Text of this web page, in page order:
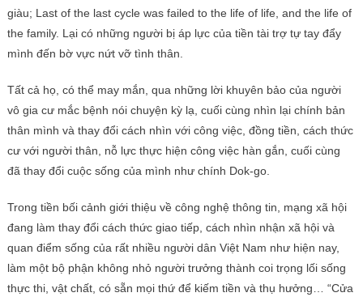
giàu; Last of the last cycle was failed to the life of life, and the life of
the family. Lại có những người bị áp lực của tiền tài trợ tự tay đẩy
mình đến bờ vực nứt vỡ tình thân.
Tất cả họ, có thể may mắn, qua những lời khuyên bảo của người
vô gia cư mắc bệnh nói chuyện kỳ ​​lạ, cuối cùng nhìn lại chính bản
thân mình và thay đổi cách nhìn với công việc, đồng tiền, cách thức
cư với người thân, nỗ lực thực hiện công việc hàn gắn, cuối cùng
đã thay đổi cuộc sống của mình như chính Dok-go.
Trong tiền bối cảnh giới thiệu về công nghệ thông tin, mạng xã hội
đang làm thay đổi cách thức giao tiếp, cách nhìn nhận xã hội và
quan điểm sống của rất nhiều người dân Việt Nam như hiện nay,
làm một bộ phận không nhỏ người trưởng thành coi trọng lối sống
thực thi, vật chất, có sẵn mọi thứ để kiếm tiền và thụ hưởng… “Cửa